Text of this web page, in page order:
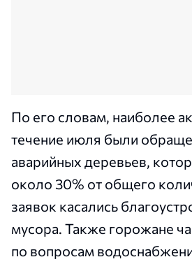
По его словам, наиболее
течение июля были
аварийных деревьев,
около 30% от общего
заявок касались
мусора. Также горожане
по вопросам